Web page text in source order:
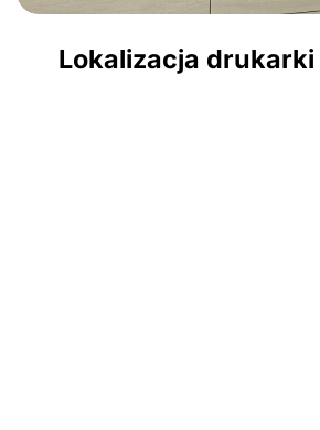
Lokalizacja drukarki